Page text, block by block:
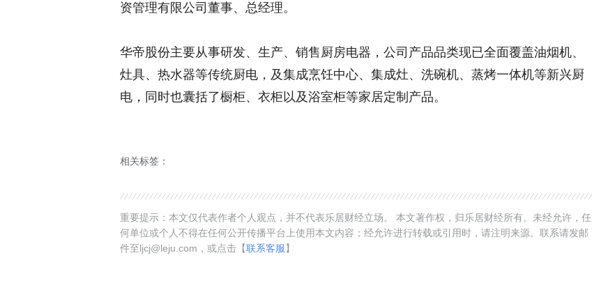
资管理有限公司董事、总经理。
华帝股份主要从事研发、生产、销售厨房电器，公司产品品类现已全面覆盖油烟机、
灶具、热水器等传统厨电，及集成烹饪中心、集成灶、洗碗机、蒸烤一体机等新兴厨
电，同时也囊括了橱柜、衣柜以及浴室柜等家居定制产品。
相关标签：
重要提示：本文仅代表作者个人观点，并不代表乐居财经立场。 本文著作权，归乐居财经所有。未经允许，任
何单位或个人不得在任何公开传播平台上使用本文内容；经允许进行转载或引用时，请注明来源。联系请发邮
件至ljcj@leju.com，或点击【联系客服】